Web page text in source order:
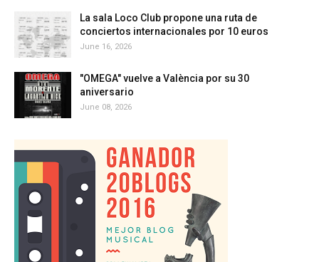
La sala Loco Club propone una ruta de
conciertos internacionales por 10 euros
June 16, 2026
"OMEGA" vuelve a València por su 30
aniversario
June 08, 2026